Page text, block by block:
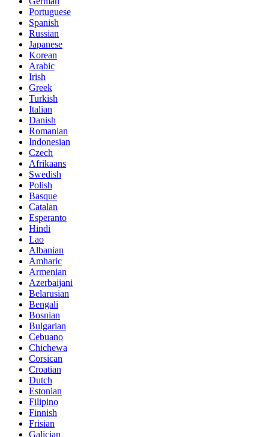
Portuguese
Spanish
Russian
Japanese
Korean
Arabic
Irish
Greek
Turkish
Italian
Danish
Romanian
Indonesian
Czech
Afrikaans
Swedish
Polish
Basque
Catalan
Esperanto
Hindi
Lao
Albanian
Amharic
Armenian
Azerbaijani
Belarusian
Bengali
Bosnian
Bulgarian
Cebuano
Chichewa
Corsican
Croatian
Dutch
Estonian
Filipino
Finnish
Frisian
Galician